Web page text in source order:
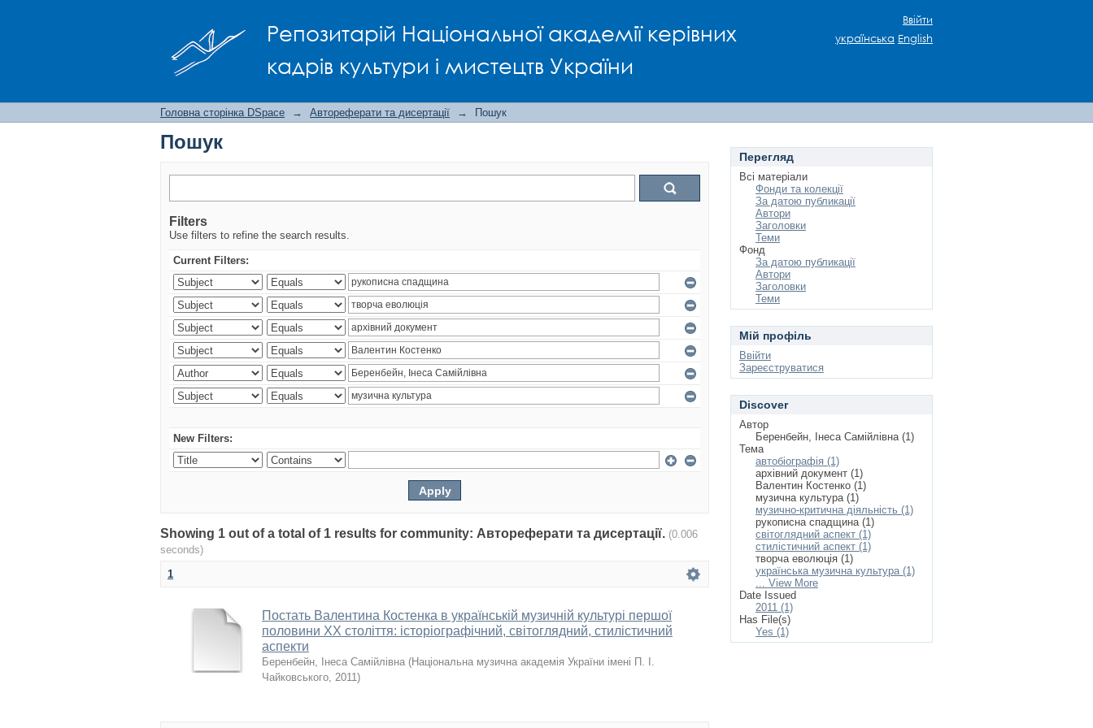
Репозитарій Національної академії керівних
кадрів культури і мистецтв України
Ввійти
українська English
Головна сторінка DSpace → Автореферати та дисертації → Пошук
Пошук
Filters
Use filters to refine the search results.
Current Filters:
New Filters:
Showing 1 out of a total of 1 results for community: Автореферати та дисертації. (0.006
seconds)
1
Постать Валентина Костенка в українській музичній культурі першої
половини XX століття: історіографічний, світоглядний, стилістичний
аспекти
Беренбейн, Інеса Самійлівна (Національна музична академія України імені П. І.
Чайковського, 2011)
Перегляд
Всі матеріали
Фонди та колекції
За датою публикації
Автори
Заголовки
Теми
Фонд
За датою публикації
Автори
Заголовки
Теми
Мій профіль
Ввійти
Зареєструватися
Discover
Автор
Беренбейн, Інеса Самійлівна (1)
Тема
автобіографія (1)
архівний документ (1)
Валентин Костенко (1)
музична культура (1)
музично-критична діяльність (1)
рукописна спадщина (1)
світоглядний аспект (1)
стилістичний аспект (1)
творча еволюція (1)
українська музична культура (1)
... View More
Date Issued
2011 (1)
Has File(s)
Yes (1)